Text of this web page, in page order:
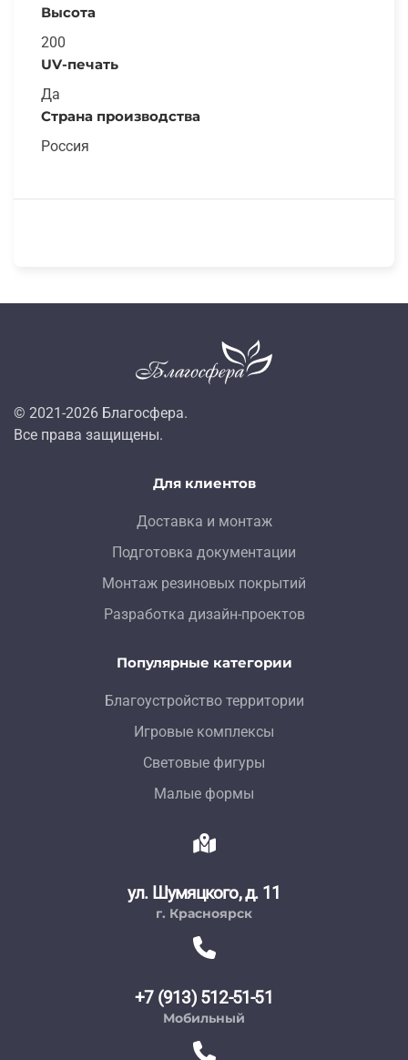
Высота
200
UV-печать
Да
Страна производства
Россия
© 2021-2026 Благосфера.
Все права защищены.
Для клиентов
Доставка и монтаж
Подготовка документации
Монтаж резиновых покрытий
Разработка дизайн-проектов
Популярные категории
Благоустройство территории
Игровые комплексы
Световые фигуры
Малые формы
ул. Шумяцкого, д. 11
г. Красноярск
+7 (913) 512-51-51
Мобильный